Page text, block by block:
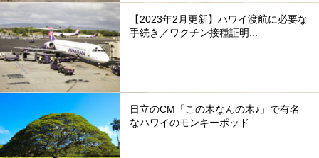
【2023年2月更新】ハワイ渡航に必要な
手続き／ワクチン接種証明...
日立のCM「この木なんの木♪」で有名
なハワイのモンキーポッド